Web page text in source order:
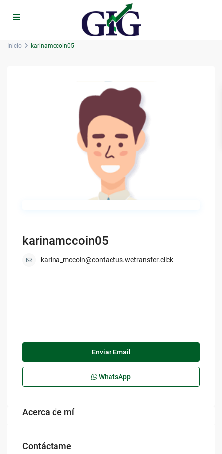
Inicio karinamccoin05
karinamccoin05
karina_mccoin@contactus.wetransfer.click
Enviar Email
WhatsApp
Acerca de mí
Contáctame